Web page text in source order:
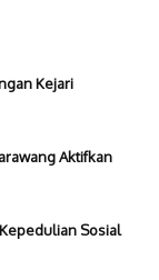
Kejari
Aktifkan
Sosial